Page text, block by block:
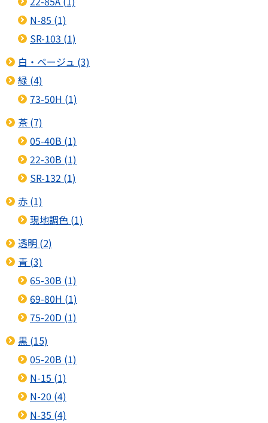
N-85 (1)
SR-103 (1)
白・ベージュ (3)
緑 (4)
73-50H (1)
茶 (7)
05-40B (1)
22-30B (1)
SR-132 (1)
赤 (1)
現地調色 (1)
透明 (2)
青 (3)
65-30B (1)
69-80H (1)
75-20D (1)
黒 (15)
05-20B (1)
N-15 (1)
N-20 (4)
N-35 (4)